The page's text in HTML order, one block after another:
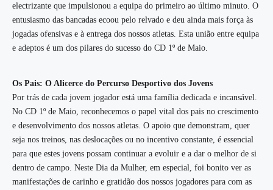
electrizante que impulsionou a equipa do primeiro ao último minuto. O
entusiasmo das bancadas ecoou pelo relvado e deu ainda mais força às
jogadas ofensivas e à entrega dos nossos atletas. Esta união entre equipa
e adeptos é um dos pilares do sucesso do CD 1º de Maio.
Os Pais: O Alicerce do Percurso Desportivo dos Jovens
Por trás de cada jovem jogador está uma família dedicada e incansável.
No CD 1º de Maio, reconhecemos o papel vital dos pais no crescimento
e desenvolvimento dos nossos atletas. O apoio que demonstram, quer
seja nos treinos, nas deslocações ou no incentivo constante, é essencial
para que estes jovens possam continuar a evoluir e a dar o melhor de si
dentro de campo. Neste Dia da Mulher, em especial, foi bonito ver as
manifestações de carinho e gratidão dos nossos jogadores para com as